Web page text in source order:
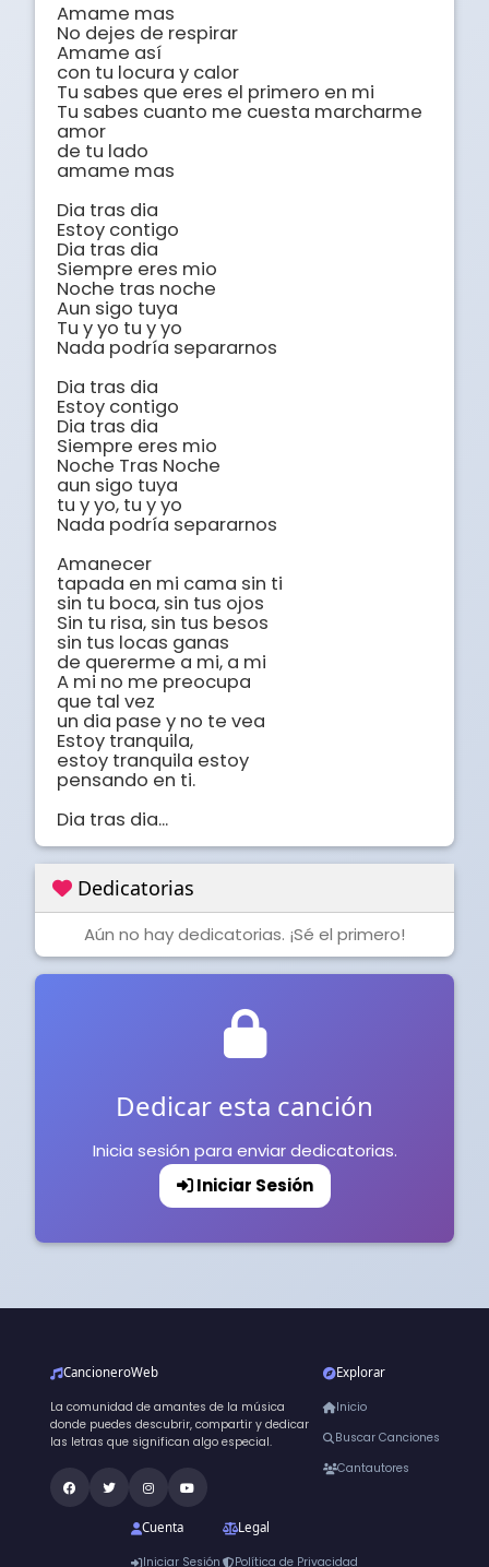
Amame mas
No dejes de respirar
Amame así
con tu locura y calor
Tu sabes que eres el primero en mi
Tu sabes cuanto me cuesta marcharme
amor
de tu lado
amame mas
Dia tras dia
Estoy contigo
Dia tras dia
Siempre eres mio
Noche tras noche
Aun sigo tuya
Tu y yo tu y yo
Nada podría separarnos
Dia tras dia
Estoy contigo
Dia tras dia
Siempre eres mio
Noche Tras Noche
aun sigo tuya
tu y yo, tu y yo
Nada podría separarnos
Amanecer
tapada en mi cama sin ti
sin tu boca, sin tus ojos
Sin tu risa, sin tus besos
sin tus locas ganas
de quererme a mi, a mi
A mi no me preocupa
que tal vez
un dia pase y no te vea
Estoy tranquila,
estoy tranquila estoy
pensando en ti.
Dia tras dia...
Dedicatorias
Aún no hay dedicatorias. ¡Sé el primero!
Dedicar esta canción
Inicia sesión para enviar dedicatorias.
Iniciar Sesión
CancioneroWeb
La comunidad de amantes de la música
donde puedes descubrir, compartir y dedicar
las letras que significan algo especial.
Explorar
Inicio
Buscar Canciones
Cantautores
Cuenta
Iniciar Sesión
Legal
Política de Privacidad